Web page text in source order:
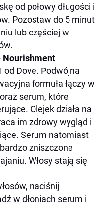
od połowy długości i
Pozostaw do 5 minut
lub częściej w
Nourishment
od Dove. Podwójna
formuła łączy w
serum, które
Olejek działa na
im zdrowy wygląd i
Serum natomiast
zniszczone
Włosy stają się
naciśnij
w dłoniach serum i